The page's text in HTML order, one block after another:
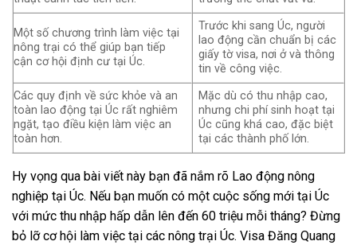
Một số chương trình làm việc tại
nông trại có thể giúp bạn tiếp
cận cơ hội định cư tại Úc.
Trước khi sang Úc, người
lao động cần chuẩn bị các
giấy tờ visa, nơi ở và thông
tin về công việc.
Các quy định về sức khỏe và an
toàn lao động tại Úc rất nghiêm
ngặt, tạo điều kiện làm việc an
toàn hơn.
Mặc dù có thu nhập cao,
nhưng chi phí sinh hoạt tại
Úc cũng khá cao, đặc biệt
tại các thành phố lớn.
Hy vọng qua bài viết này bạn đã nắm rõ Lao động nông
nghiệp tại Úc. Nếu bạn muốn có một cuộc sống mới tại Úc
với mức thu nhập hấp dẫn lên đến 60 triệu mỗi tháng? Đừng
bỏ lỡ cơ hội làm việc tại các nông trại Úc. Visa Đăng Quang